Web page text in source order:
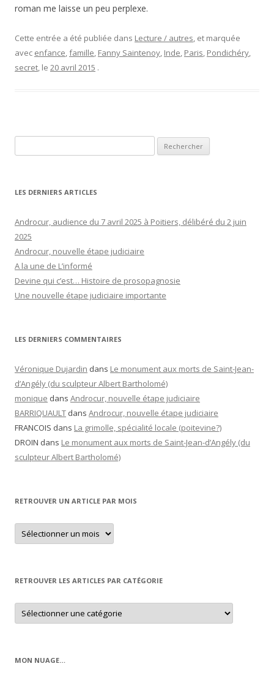
roman me laisse un peu perplexe.
Cette entrée a été publiée dans Lecture / autres, et marquée
avec enfance,famille, Fanny Saintenoy, Inde, Paris, Pondichéry,
secret, le 20 avril 2015 .
LES DERNIERS ARTICLES
Androcur, audience du 7 avril 2025 à Poitiers, délibéré du 2 juin
2025
Androcur, nouvelle étape judiciaire
A la une de L’informé
Devine qui c’est… Histoire de prosopagnosie
Une nouvelle étape judiciaire importante
LES DERNIERS COMMENTAIRES
Véronique Dujardin dans Le monument aux morts de Saint-Jean-
d’Angély (du sculpteur Albert Bartholomé)
monique dans Androcur, nouvelle étape judiciaire
BARRIQUAULT dans Androcur, nouvelle étape judiciaire
FRANCOIS dans La grimolle, spécialité locale (poitevine?)
DROIN dans Le monument aux morts de Saint-Jean-d’Angély (du
sculpteur Albert Bartholomé)
RETROUVER UN ARTICLE PAR MOIS
Retrouver
un
article
RETROUVER LES ARTICLES PAR CATÉGORIE
Retrouver
les
articles
MON NUAGE…